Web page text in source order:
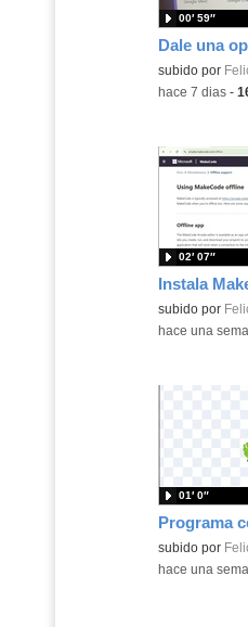
Contenido
subido por
00′ 59″
-hace 7 dias-
Contenido
subido por
02′ 07″
-hace una
Contenido
subido por
01′ 0″
-hace una